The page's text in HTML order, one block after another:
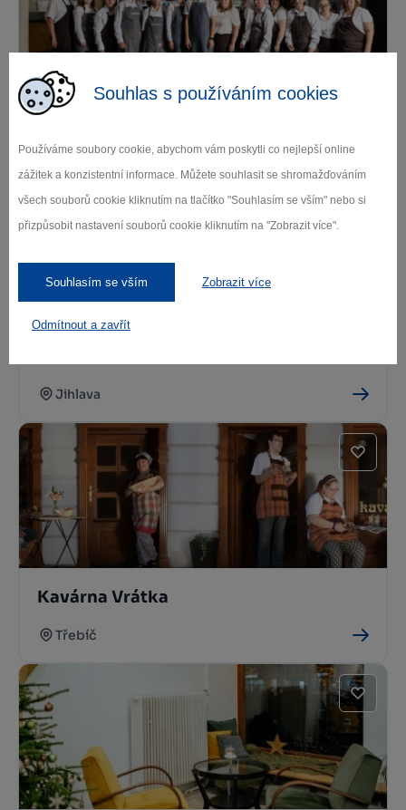
Souhlas s používáním cookies
Používáme soubory cookie, abychom vám poskytli co nejlepší online
zážitek a konzistentní informace. Můžete souhlasit se shromažďováním
všech souborů cookie kliknutím na tlačítko "Souhlasím se vším" nebo si
přizpůsobit nastavení souborů cookie kliknutím na "Zobrazit více".
Souhlasím se vším Zobrazit více
Odmítnout a zavřít
Kavárna Pohodička
Náměšť nad Oslavou
Jihlava
Kavárna Vrátka
Třebíč